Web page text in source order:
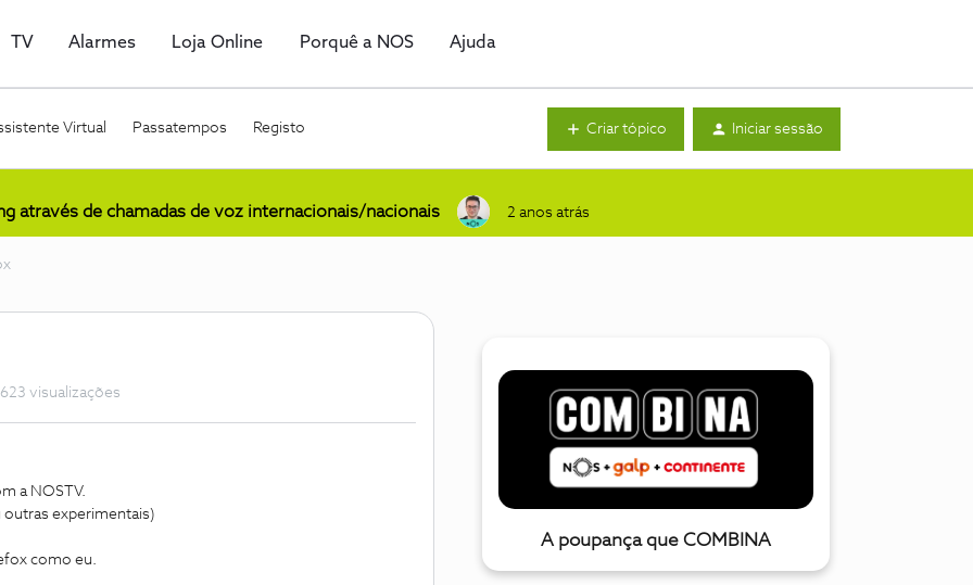
TV Alarmes Loja Online Porquê a NOS Ajuda
Virtual Passatempos Registo Criar tópico Iniciar sessão
através de chamadas de voz internacionais/nacionais 2 anos atrás
visualizações
a NOSTV.
outras experimentais)
como eu.
A poupança que COMBINA